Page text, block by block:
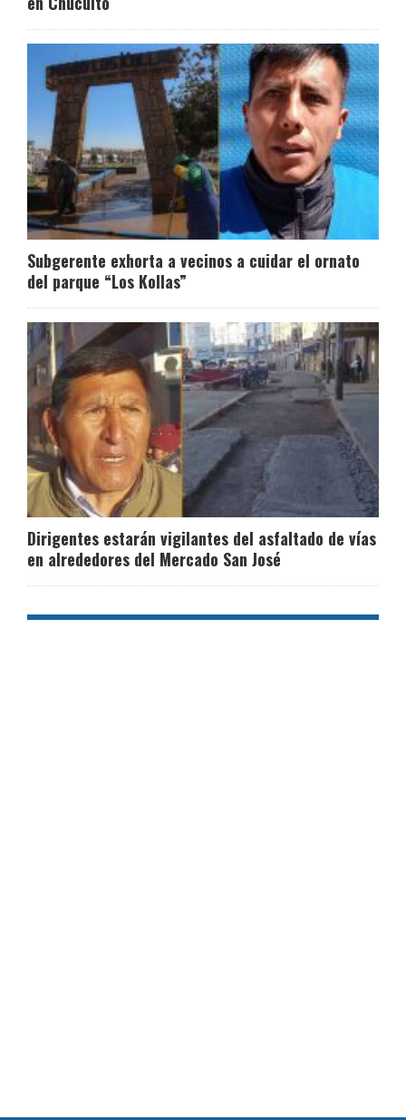
Subgerente exhorta a vecinos a cuidar el ornato
del parque “Los Kollas”
Dirigentes estarán vigilantes del asfaltado de vías
en alrededores del Mercado San José